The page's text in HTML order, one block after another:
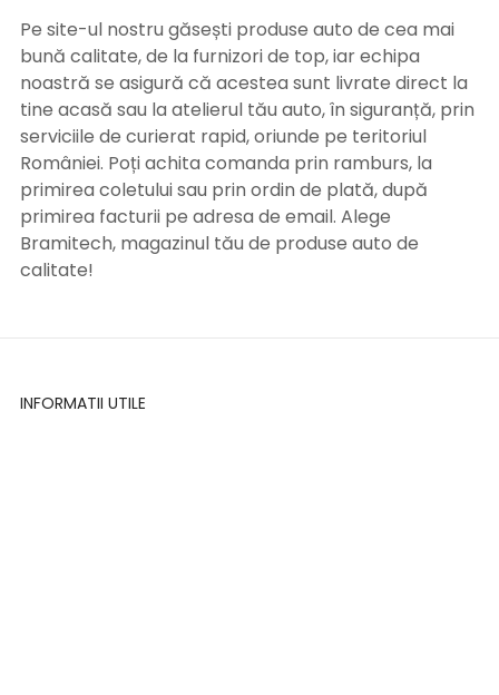
Pe site-ul nostru găsești produse auto de cea mai
bună calitate, de la furnizori de top, iar echipa
noastră se asigură că acestea sunt livrate direct la
tine acasă sau la atelierul tău auto, în siguranță, prin
serviciile de curierat rapid, oriunde pe teritoriul
României. Poți achita comanda prin ramburs, la
primirea coletului sau prin ordin de plată, după
primirea facturii pe adresa de email. Alege
Bramitech, magazinul tău de produse auto de
calitate!
INFORMATII UTILE